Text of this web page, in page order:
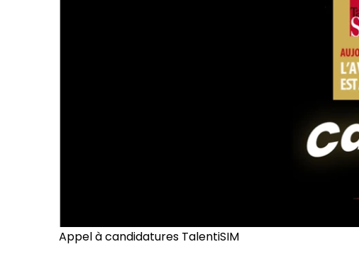
Appel à candidatures TalentiSIM